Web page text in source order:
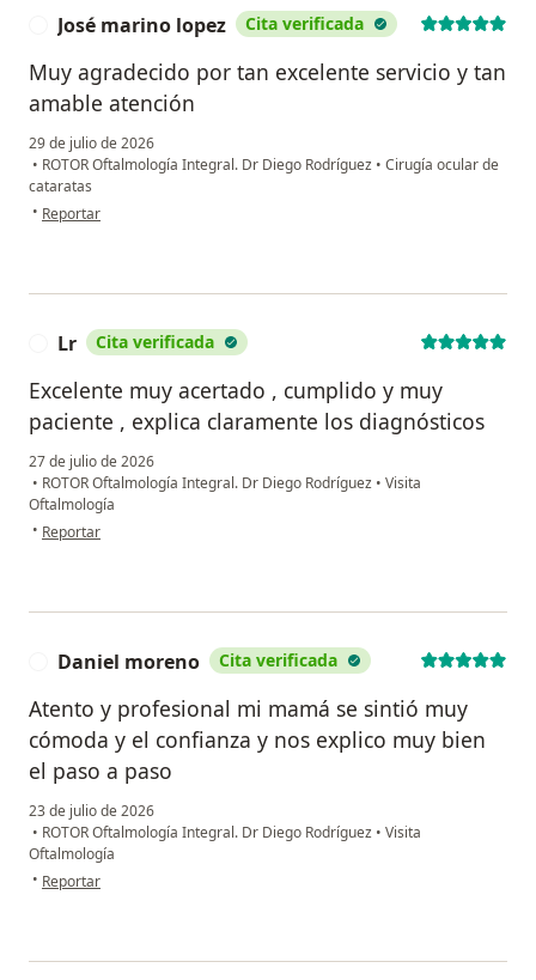
José marino lopez Cita verificada
Muy agradecido por tan excelente servicio y tan
amable atención
29 de julio de 2026
• ROTOR Oftalmología Integral. Dr Diego Rodríguez • Cirugía ocular de
cataratas
• en opinión del usuario José marino lopez
Reportar
Lr Cita verificada
Excelente muy acertado , cumplido y muy
paciente , explica claramente los diagnósticos
27 de julio de 2026
• ROTOR Oftalmología Integral. Dr Diego Rodríguez • Visita
Oftalmología
• en opinión del usuario Lr
Reportar
Daniel moreno Cita verificada
Atento y profesional mi mamá se sintió muy
cómoda y el confianza y nos explico muy bien
el paso a paso
23 de julio de 2026
• ROTOR Oftalmología Integral. Dr Diego Rodríguez • Visita
Oftalmología
• en opinión del usuario Daniel moreno
Reportar